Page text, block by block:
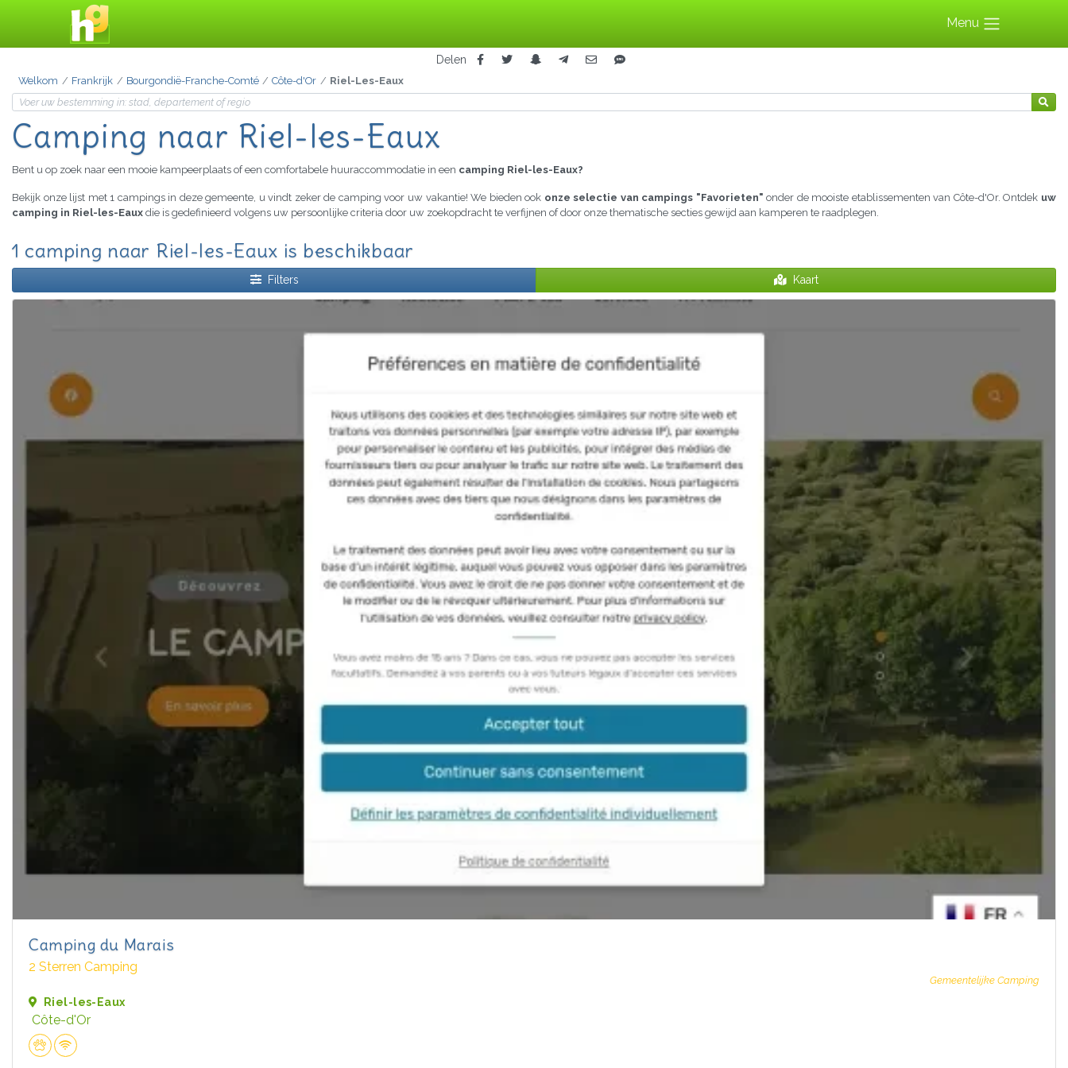
Menu
Delen
Welkom Frankrijk Bourgondië-Franche-Comté Côte-d'Or Riel-Les-Eaux
Camping naar Riel-les-Eaux
Bent u op zoek naar een mooie kampeerplaats of een comfortabele huuraccommodatie in een camping Riel-les-Eaux?
Bekijk onze lijst met 1 campings in deze gemeente, u vindt zeker de camping voor uw vakantie! We bieden ook onze selectie van campings "Favorieten" onder de mooiste etablissementen van Côte-d'Or. Ontdek uw
camping in Riel-les-Eaux die is gedefinieerd volgens uw persoonlijke criteria door uw zoekopdracht te verfijnen of door onze thematische secties gewijd aan kamperen te raadplegen.
1 camping naar Riel-les-Eaux is beschikbaar
Filters Kaart
Camping du Marais
2 Sterren Camping
Gemeentelijke Camping
Riel-les-Eaux
Côte-d'Or